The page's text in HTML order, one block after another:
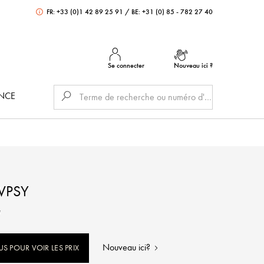
FR: +33 (0)1 42 89 25 91 / BE: +31 (0) 85 - 782 27 40
Se connecter Nouveau ici ?
POUR VOIR LES PRIX Nouveau ici?